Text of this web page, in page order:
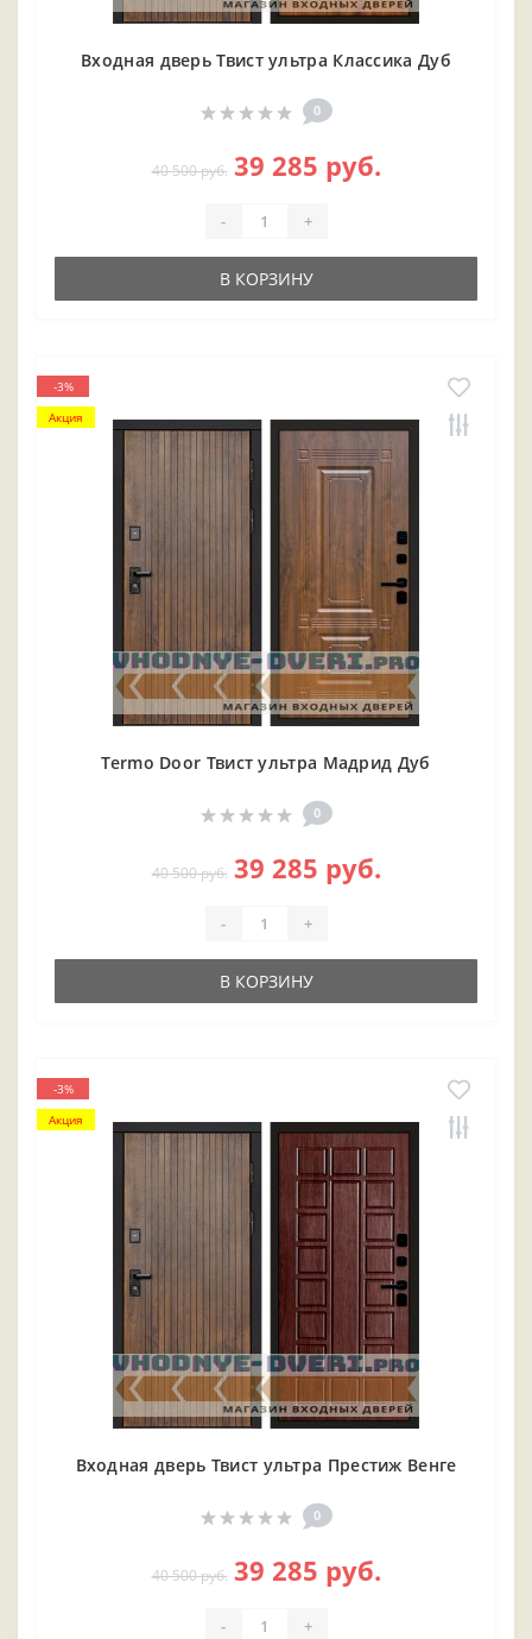
Входная дверь Твист ультра Классика Дуб
0
40 500 руб. 39 285 руб.
- +
В КОРЗИНУ
-3%
Акция
Termo Door Твист ультра Мадрид Дуб
0
40 500 руб. 39 285 руб.
- +
В КОРЗИНУ
-3%
Акция
Входная дверь Твист ультра Престиж Венге
0
40 500 руб. 39 285 руб.
- +